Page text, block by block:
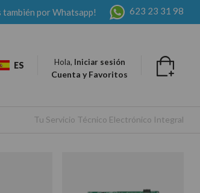
también por Whatsapp! 623 23 31 98
ES Hola, Iniciar sesión
Cuenta y Favoritos
Tu Servicio Técnico Electrónico Integral